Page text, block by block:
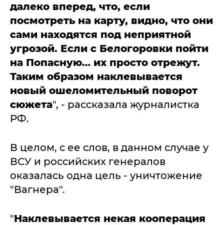
далеко вперед, что, если
посмотреть на карту, видно, что они
сами находятся под неприятной
угрозой. Если с Белогоровки пойти
на Попасную… их просто отрежут.
Таким образом наклевывается
новый ошеломительный поворот
сюжета", - рассказала журналистка
РФ.
В целом, с ее слов, в данном случае у
ВСУ и российских генералов
оказалась одна цель - уничтожение
"Вагнера".
"Наклевывается некая кооперация